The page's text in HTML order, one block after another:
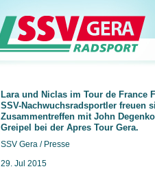
Lara und Niclas im Tour de France
SSV-Nachwuchsradsportler freuen
Zusammentreffen mit John
Greipel bei der Apres Tour Gera.
SSV Gera / Presse
29. Jul 2015